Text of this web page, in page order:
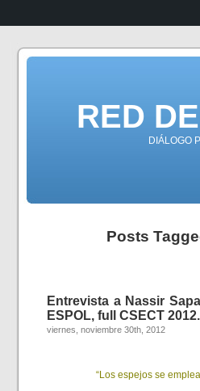
RED
DIÁLOGO
Posts
Entrevista a Nassir
ESPOL, full CSECT
viernes, noviembre 30th, 2012
“Los espejos se